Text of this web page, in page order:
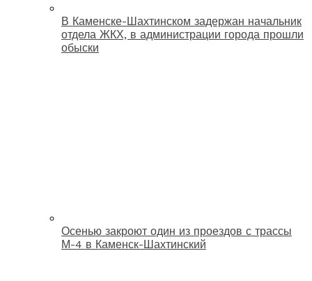
В Каменске-Шахтинском задержан начальник
отдела ЖКХ, в администрации города прошли
обыски
Осенью закроют один из проездов с трассы
М-4 в Каменск-Шахтинский